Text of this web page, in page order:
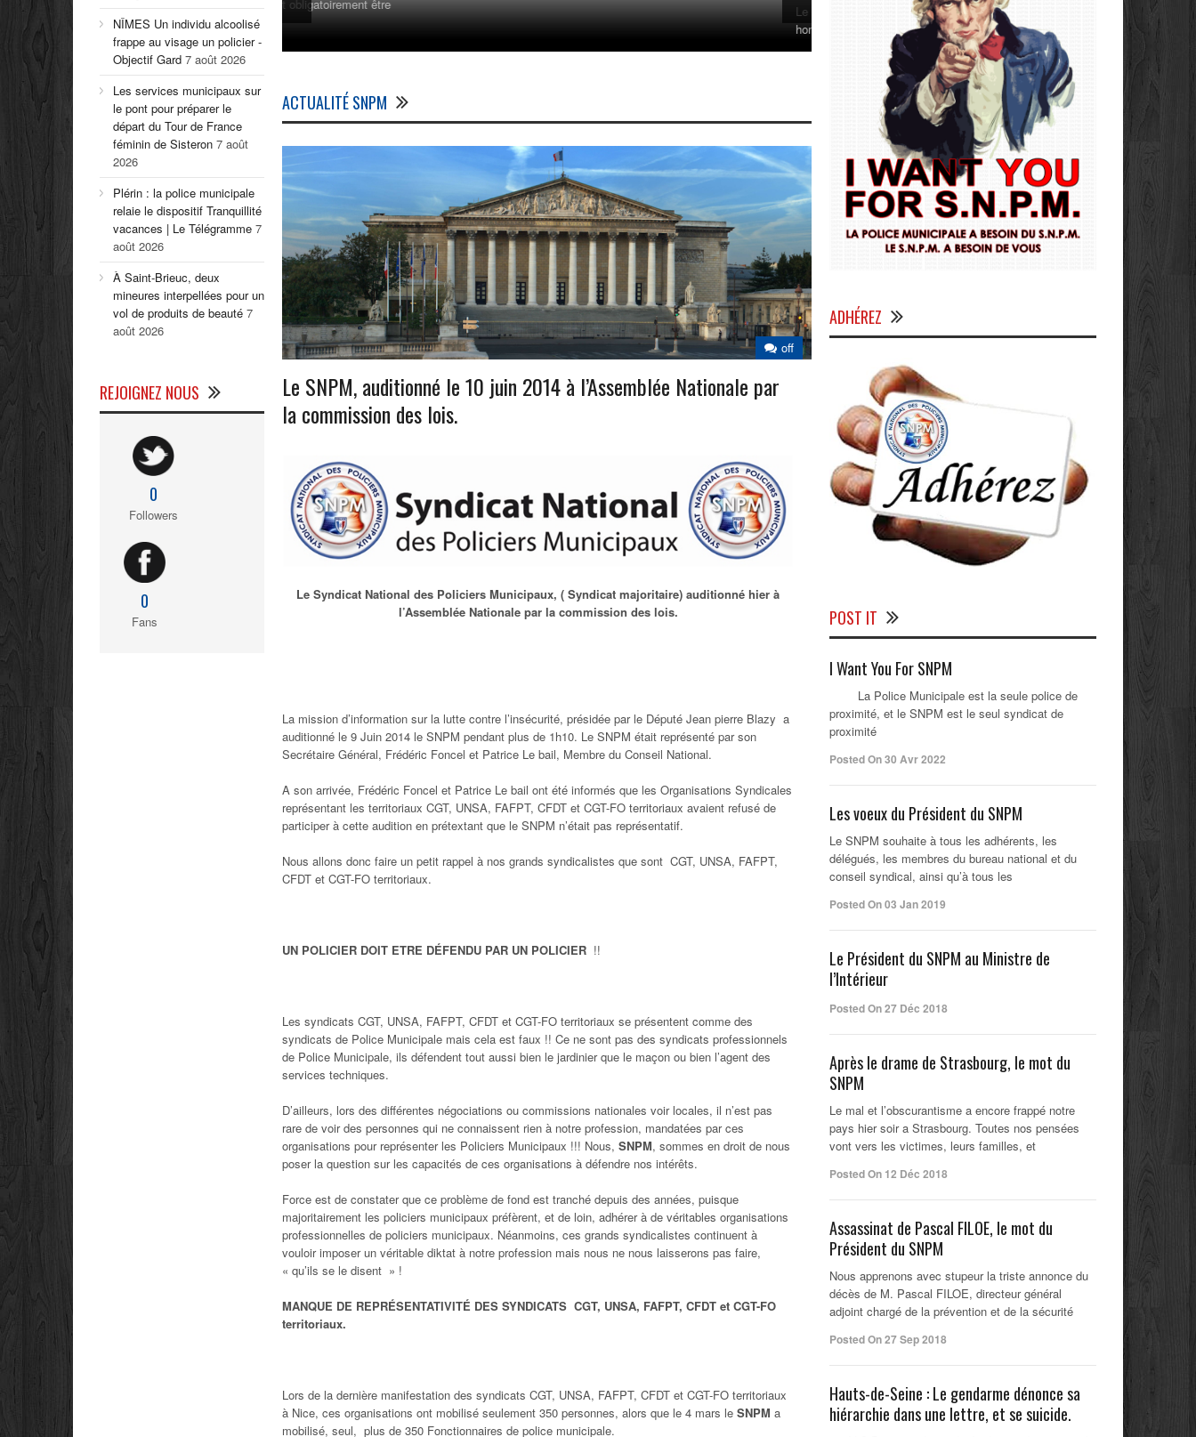
Le quadragénaire a été interpellé rue Jean-Jaurès, à Tucquegnieux. Photo Alexis Vaury Un
ACTUALITÉ SNPM
off
Le SNPM, auditionné le 10 juin 2014 à l’Assemblée Nationale par
la commission des lois.
Le Syndicat National des Policiers Municipaux, ( Syndicat majoritaire) auditionné hier à
l’Assemblée Nationale par la commission des lois.
La mission d’information sur la lutte contre l’insécurité, présidée par le Député Jean pierre Blazy a
auditionné le 9 Juin 2014 le SNPM pendant plus de 1h10. Le SNPM était représenté par son
Secrétaire Général, Frédéric Foncel et Patrice Le bail, Membre du Conseil National.
A son arrivée, Frédéric Foncel et Patrice Le bail ont été informés que les Organisations Syndicales
représentant les territoriaux CGT, UNSA, FAFPT, CFDT et CGT-FO territoriaux avaient refusé de
participer à cette audition en prétextant que le SNPM n’était pas représentatif.
Nous allons donc faire un petit rappel à nos grands syndicalistes que sont CGT, UNSA, FAFPT,
CFDT et CGT-FO territoriaux.
UN POLICIER DOIT ETRE DÉFENDU PAR UN POLICIER !!
Les syndicats CGT, UNSA, FAFPT, CFDT et CGT-FO territoriaux se présentent comme des
syndicats de Police Municipale mais cela est faux !! Ce ne sont pas des syndicats professionnels
de Police Municipale, ils défendent tout aussi bien le jardinier que le maçon ou bien l’agent des
services techniques.
D’ailleurs, lors des différentes négociations ou commissions nationales voir locales, il n’est pas
rare de voir des personnes qui ne connaissent rien à notre profession, mandatées par ces
organisations pour représenter les Policiers Municipaux !!! Nous, SNPM, sommes en droit de nous
poser la question sur les capacités de ces organisations à défendre nos intérêts.
Force est de constater que ce problème de fond est tranché depuis des années, puisque
majoritairement les policiers municipaux préfèrent, et de loin, adhérer à de véritables organisations
professionnelles de policiers municipaux. Néanmoins, ces grands syndicalistes continuent à
vouloir imposer un véritable diktat à notre profession mais nous ne nous laisserons pas faire,
« qu’ils se le disent » !
MANQUE DE REPRÉSENTATIVITÉ DES SYNDICATS CGT, UNSA, FAFPT, CFDT et CGT-FO
territoriaux.
Lors de la dernière manifestation des syndicats CGT, UNSA, FAFPT, CFDT et CGT-FO territoriaux
à Nice, ces organisations ont mobilisé seulement 350 personnes, alors que le 4 mars le SNPM a
mobilisé, seul, plus de 350 Fonctionnaires de police municipale.
NÎMES Un individu alcoolisé
frappe au visage un policier -
Objectif Gard 7 août 2026
Les services municipaux sur
le pont pour préparer le
départ du Tour de France
féminin de Sisteron 7 août
2026
Plérin : la police municipale
relaie le dispositif Tranquillité
vacances | Le Télégramme 7
août 2026
À Saint-Brieuc, deux
mineures interpellées pour un
vol de produits de beauté 7
août 2026
REJOIGNEZ NOUS
0
Followers
0
Fans
ADHÉREZ
POST IT
I Want You For SNPM
La Police Municipale est la seule police de
proximité, et le SNPM est le seul syndicat de
proximité
Posted On 30 Avr 2022
Les voeux du Président du SNPM
Le SNPM souhaite à tous les adhérents, les
délégués, les membres du bureau national et du
conseil syndical, ainsi qu’à tous les
Posted On 03 Jan 2019
Le Président du SNPM au Ministre de
l’Intérieur
Posted On 27 Déc 2018
Après le drame de Strasbourg, le mot du
SNPM
Le mal et l’obscurantisme a encore frappé notre
pays hier soir a Strasbourg. Toutes nos pensées
vont vers les victimes, leurs familles, et
Posted On 12 Déc 2018
Assassinat de Pascal FILOE, le mot du
Président du SNPM
Nous apprenons avec stupeur la triste annonce du
décès de M. Pascal FILOE, directeur général
adjoint chargé de la prévention et de la sécurité
Posted On 27 Sep 2018
Hauts-de-Seine : Le gendarme dénonce sa
hiérarchie dans une lettre, et se suicide.